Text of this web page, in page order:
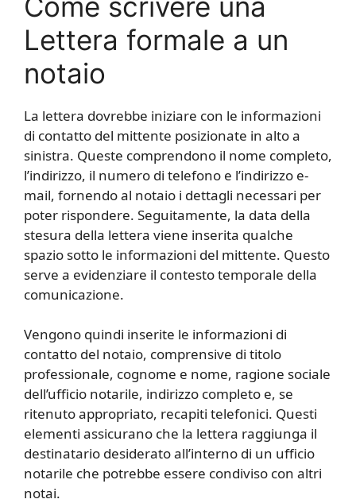
Lettera formale a un
notaio
La lettera dovrebbe iniziare con le informazioni
di contatto del mittente posizionate in alto a
sinistra. Queste comprendono il nome completo,
l’indirizzo, il numero di telefono e l’indirizzo e-
mail, fornendo al notaio i dettagli necessari per
poter rispondere. Seguitamente, la data della
stesura della lettera viene inserita qualche
spazio sotto le informazioni del mittente. Questo
serve a evidenziare il contesto temporale della
comunicazione.
Vengono quindi inserite le informazioni di
contatto del notaio, comprensive di titolo
professionale, cognome e nome, ragione sociale
dell’ufficio notarile, indirizzo completo e, se
ritenuto appropriato, recapiti telefonici. Questi
elementi assicurano che la lettera raggiunga il
destinatario desiderato all’interno di un ufficio
notarile che potrebbe essere condiviso con altri
notai.